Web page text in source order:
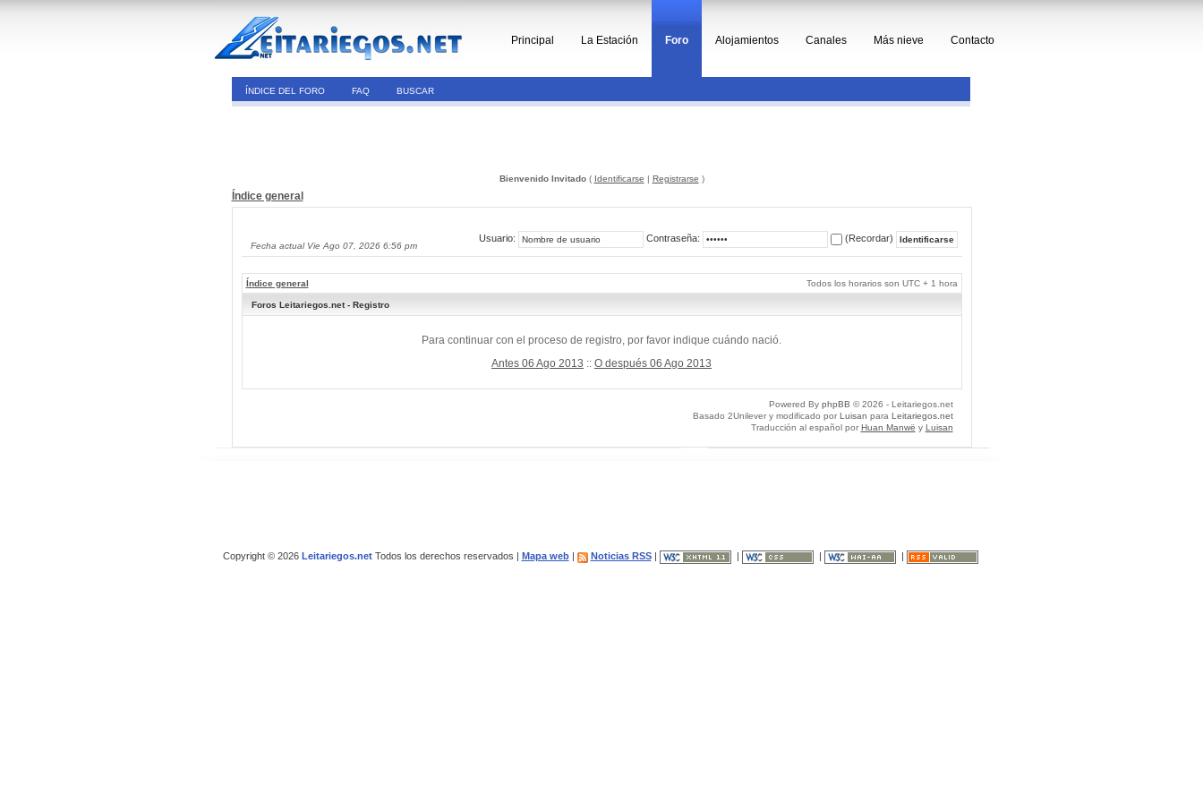
Principal La Estación Foro Alojamientos Canales Más nieve Contacto
ÍNDICE DEL FORO FAQ BUSCAR
Bienvenido Invitado( Identificarse | Registrarse )
Índice general
Fecha actual Vie Ago 07, 2026 6:56 pm
Usuario: Contraseña: (Recordar)
Índice general Todos los horarios son UTC + 1 hora
Foros Leitariegos.net - Registro
Para continuar con el proceso de registro, por favor indique cuándo nació.
Antes 06 Ago 2013 :: O después 06 Ago 2013
Powered By phpBB © 2026 - Leitariegos.net
Basado 2Unilever y modificado por Luisan para Leitariegos.net
Traducción al español por Huan Manwë y Luisan
Copyright © 2026 Leitariegos.netTodos los derechos reservados | Mapa web| Noticias RSS|